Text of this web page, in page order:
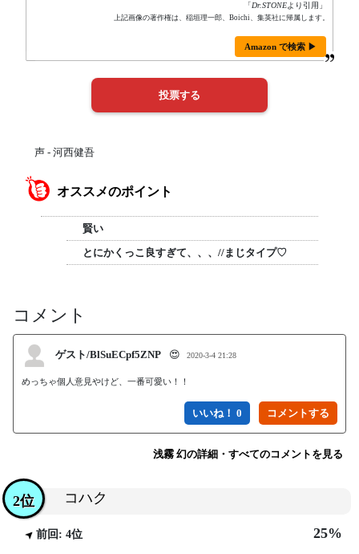
「Dr.STONEより引用」
上記画像の著作権は、稲垣理一郎、Boichi、集英社に帰属します。
Amazon で検索 ▶
声 - 河西健吾
オススメのポイント
賢い
とにかくっこ良すぎて、、、//まじタイプ♡
コメント
ゲスト/BlSuECpf5ZNP 😍 2020-3-4 21:28
めっちゃ個人意見やけど、一番可愛い！！
いいね！ 0
浅霧 幻の詳細・すべてのコメントを見る
コハク
2位
前回: 4位 25%